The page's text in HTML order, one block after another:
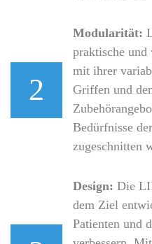
2
Modularität:
praktische
mit ihrer
Griffen und
Bedürfnisse
zugeschnitten
Design: Die
dem Ziel
Patienten und